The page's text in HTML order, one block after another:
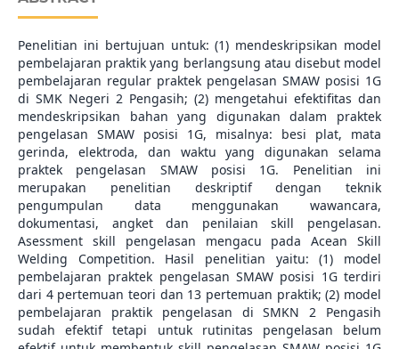
Penelitian ini bertujuan untuk: (1) mendeskripsikan model
pembelajaran praktik yang berlangsung atau disebut model
pembelajaran regular praktek pengelasan SMAW posisi 1G
di SMK Negeri 2 Pengasih; (2) mengetahui efektifitas dan
mendeskripsikan bahan yang digunakan dalam praktek
pengelasan SMAW posisi 1G, misalnya: besi plat, mata
gerinda, elektroda, dan waktu yang digunakan selama
praktek pengelasan SMAW posisi 1G. Penelitian ini
merupakan penelitian deskriptif dengan teknik
pengumpulan data menggunakan wawancara,
dokumentasi, angket dan penilaian skill pengelasan.
Asessment skill pengelasan mengacu pada Acean Skill
Welding Competition. Hasil penelitian yaitu: (1) model
pembelajaran praktek pengelasan SMAW posisi 1G terdiri
dari 4 pertemuan teori dan 13 pertemuan praktik; (2) model
pembelajaran praktik pengelasan di SMKN 2 Pengasih
sudah efektif tetapi untuk rutinitas pengelasan belum